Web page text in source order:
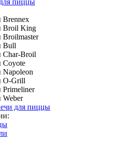
Brennex
Broil King
Broilmaster
Bull
Char-Broil
Coyote
Napoleon
O-Grill
Primeliner
Weber
для пиццы